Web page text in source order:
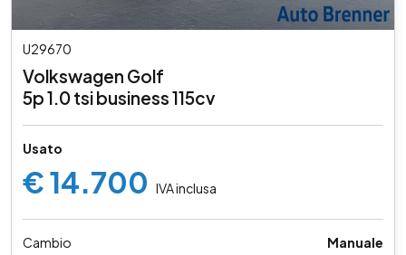
U29670
Volkswagen Golf
5p 1.0 tsi business 115cv
Usato
€ 14.700 IVA inclusa
Cambio
Manuale